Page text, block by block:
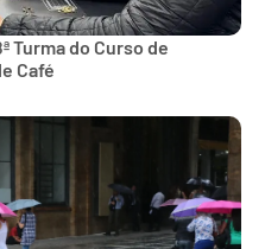
Turma do Curso de
Café